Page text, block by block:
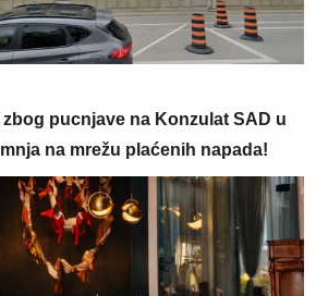
pucnjave na Konzulat SAD u
na mrežu plaćenih napada!